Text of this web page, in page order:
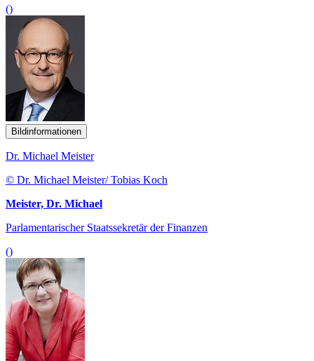
()
Bildinformationen
Dr. Michael Meister
© Dr. Michael Meister/ Tobias Koch
Meister, Dr. Michael
Parlamentarischer Staatssekretär der Finanzen
()